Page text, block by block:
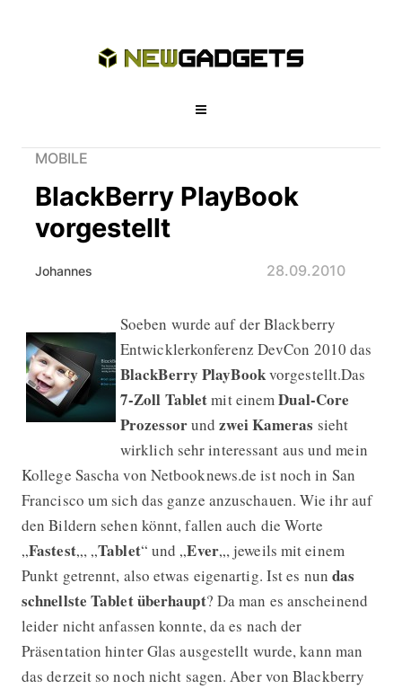
MOBILE
BlackBerry PlayBook
vorgestellt
Johannes 28.09.2010
BlackBerry PlayBook vorgestellt
Soeben wurde auf der Blackberry
Entwicklerkonferenz DevCon 2010 das
BlackBerry PlayBookvorgestellt.Das
7-Zoll Tabletmit einemDual-Core
Prozessorundzwei Kameras sieht
wirklich sehr interessant aus und mein
Kollege Sascha von Netbooknews.de ist noch in San
Francisco um sich das ganze anzuschauen. Wie ihr auf
den Bildern sehen könnt, fallen auch die Worte
„Fastest„, „Tablet“ und „Ever„, jeweils mit einem
Punkt getrennt, also etwas eigenartig. Ist es nun das
schnellste Tablet überhaupt? Da man es anscheinend
leider nicht anfassen konnte, da es nach der
Präsentation hinter Glas ausgestellt wurde, kann man
das derzeit so noch nicht sagen. Aber von Blackberry